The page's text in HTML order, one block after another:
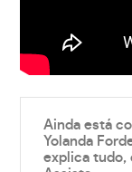
Ainda está
Yolanda
explica tudo,